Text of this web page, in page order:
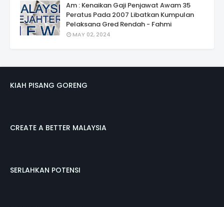
Am : Kenaikan Gaji Penjawat Awam 35
Peratus Pada 2007 Libatkan Kumpulan
Pelaksana Gred Rendah - Fahmi
MAY 02, 2024
KIAH PISANG GORENG
CREATE A BETTER MALAYSIA
SERLAHKAN POTENSI